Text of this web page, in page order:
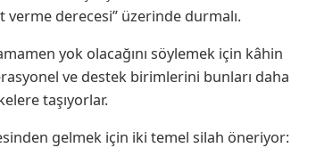
derecesi” üzerinde durmalı.
yok olacağını söylemek için kâhin
ve destek birimlerini bunları daha
taşıyorlar.
gelmek için iki temel silah öneriyor: